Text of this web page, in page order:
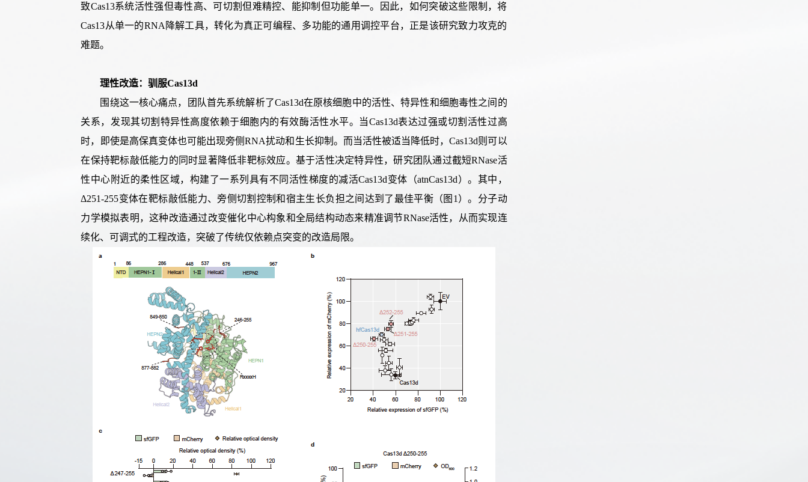
致Cas13系统活性强但毒性高、可切割但难精控、能抑制但功能单一。因此，如何突破这些限制，将
Cas13从单一的RNA 降解工具，转化为真正可编程、多功能的通用调控平台，正是该研究致力攻克的
难题。
理性改造：驯服Cas13d
围绕这一核心痛点， 团队首先系统解析了Cas13d在原核细胞中的活性、特异性和细胞毒性之间的
关系， 发现其切割特异性高度依赖于细胞内的有效酶活性水平。当Cas13d表达过强或切割活性过高
时，即使是高保真变体也可能出现旁侧RNA扰动和生长抑制 。 而当活性被适当降低时，Cas13d则可以
在保持靶标敲低能力的同时显著降低非靶标效应。 基于活性决定特异性，研究团队通过截短RNase活
性中心附近的柔性区域，构建了一系列具有不同 活性梯度的减活Cas13d变体（atnCas13d）。 其中 ，
Δ251-255变体在靶标敲低能力、旁侧切割控制和宿主生长负担之间 达到了最佳平衡（图 1 ）。分子动
力学模拟表明，这种改造通过改变催化中心构象和全局结构动态来精准调节RNase活性，从而实现连
续化、可调式的工程改造，突破了传统仅依赖点突变的改造局限。